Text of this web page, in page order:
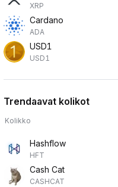
XRP
Cardano
ADA
USD1
USD1
Trendaavat kolikot
Kolikko
Hashflow
HFT
Cash Cat
CASHCAT